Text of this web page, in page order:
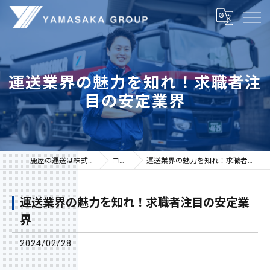
運送業界の魅力を知れ！求職者注
目の安定業界
鹿屋の運送は株式会社山坂 コラム 運送業界の魅力を知れ！求職者注目の安定業界
運送業界の魅力を知れ！求職者注目の安定業
界
2024/02/28